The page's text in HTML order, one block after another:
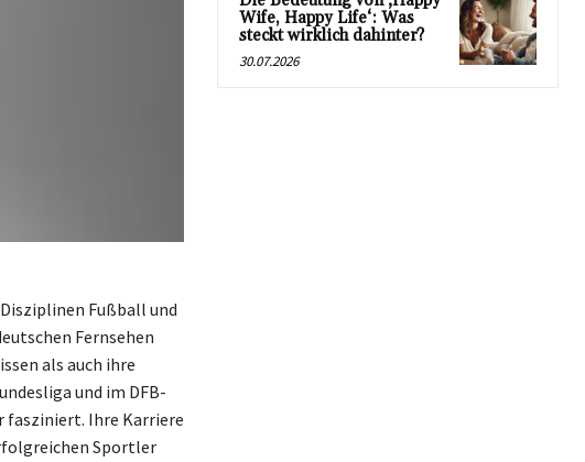
Fußball und
Fernsehen
als auch ihre
und im DFB-
fasziniert. Ihre Karriere
Sportler
Wife, Happy Life‘: Was
steckt wirklich dahinter?
30.07.2026